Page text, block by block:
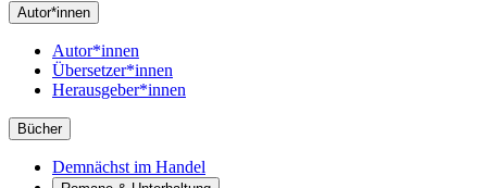
Autor*innen
Autor*innen
Übersetzer*innen
Herausgeber*innen
Bücher
Demnächst im Handel